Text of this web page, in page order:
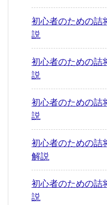
初心者のための
説
初心者のための
説
初心者のための
説
初心者のための
解説
初心者のための
説